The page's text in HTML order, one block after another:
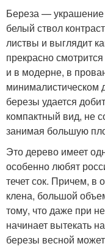
Береза —
белый ствол
листвы и выглядит
прекрасно
и в модерне, в
минималистическом
березы удается
компактный вид, не
занимая большую
Это дерево имеет
особенно любят
течет сок. Причем, в
клена, большой
тому, что даже при
начинает вытекать
березы весной